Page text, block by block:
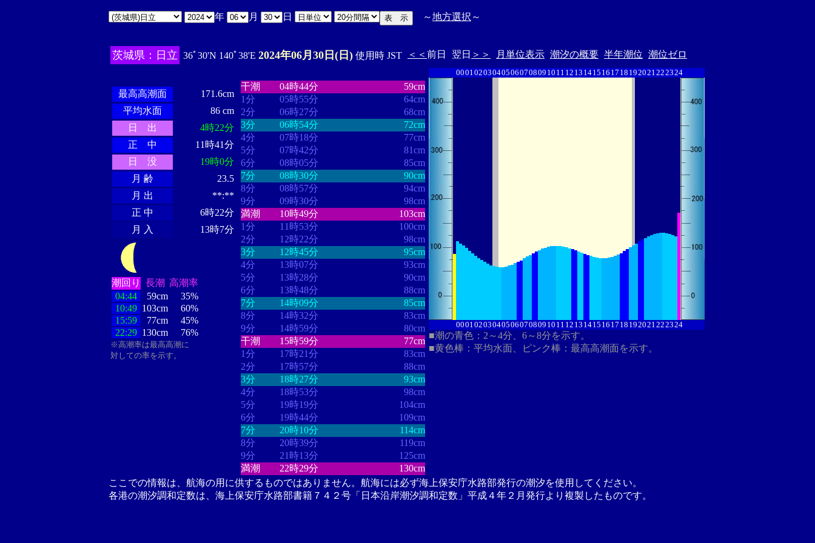
年 月 日 ～地方選択 ～
茨城県：日立 36ﾟ30'N 140ﾟ38'E 2024年06月30日(日) 使用時 JST ＜＜ 前日 翌日 ＞＞ 月単位表示 潮汐の概要 半年潮位 潮位ゼロ
最高高潮面
171.6cm
平均水面
86 cm
日 出
4時22分
正 中
11時41分
日 没
19時0分
月 齢
23.5
月 出
**:**
正 中
6時22分
月 入
13時7分
潮回り 長潮 高潮率
04:44
59cm
35%
10:49 103cm
60%
15:59
77cm
45%
22:29 130cm 76%
※高潮率は最高高潮に
対しての率を示す。
干潮
04時44分
59cm
1分
05時55分
64cm
2分
06時27分
68cm
3分
06時54分
72cm
4分
07時18分
77cm
5分
07時42分
81cm
6分
08時05分
85cm
7分
08時30分
90cm
8分
08時57分
94cm
9分
09時30分
98cm
満潮
10時49分
103cm
1分
11時53分
100cm
2分
12時22分
98cm
3分
12時45分
95cm
4分
13時07分
93cm
5分
13時28分
90cm
6分
13時48分
88cm
7分
14時09分
85cm
8分
14時32分
83cm
9分
14時59分
80cm
干潮
15時59分
77cm
1分
17時21分
83cm
2分
17時57分
88cm
3分
18時27分
93cm
4分
18時53分
98cm
5分
19時19分
104cm
6分
19時44分
109cm
7分
20時10分
114cm
8分
20時39分
119cm
9分
21時13分
125cm
満潮
22時29分 130cm
00010203040506070809 10 11 12 13 1415 16 17 18 192021222324
00010203040506070809 10 11 12 13 1415 16 17 18 192021222324
■潮の青色：2～4分、6～8分を示す。
■黄色棒：平均水面、ピンク棒：最高高潮面を示す。
ここでの情報は、航海の用に供するものではありません。航海には必ず海上保安庁水路部発行の潮汐を使用してください。
各港の潮汐調和定数は、海上保安庁水路部書籍７４２号「日本沿岸潮汐調和定数」平成４年２月発行より複製したものです。